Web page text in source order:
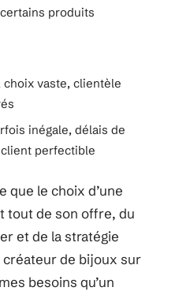
produits
vaste, clientèle
inégale, délais de
perfectible
que le choix d’une
tout de son offre, du
et de la stratégie
de bijoux sur
besoins qu’un